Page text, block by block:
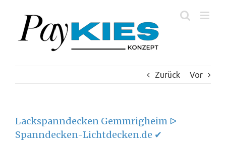
springen
Zurück Vor
Lackspanndecken Gemmrigheim ᐅ
Spanndecken-Lichtdecken.de ✔